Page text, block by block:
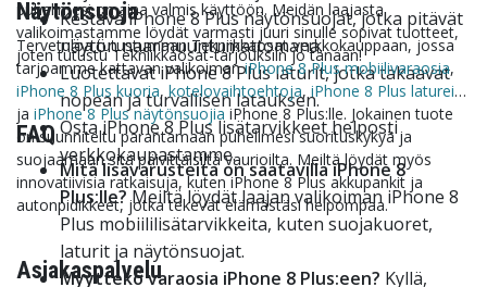
puhelimesi on aina valmis käyttöön. Meidän laajasta
valikoimastamme löydät varmasti juuri sinulle sopivat tuotteet,
joten tutustu Tekniikkaosat-tarjouksiin jo tänään!
Kestävä iPhone 8 Plus näytönsuojat, jotka pitävät
näytön naarmuuntumattomana.
Luotettavat iPhone 8 Plus laturit, jotka takaavat
nopean ja turvallisen latauksen.
Osta iPhone 8 Plus lisätarvikkeet helposti
verkkokaupastamme.
Näytönsuoja
Tervetuloa tutustumaan Tekniikkaosat verkkokauppaan, jossa
tarjoamme kattavan valikoimaniPhone 8 Plus mobiilivaraosia,
iPhone 8 Plus kuoria, kotelovaihtoehtoja, iPhone 8 Plus latureita
ja iPhone 8 Plus näytönsuojia iPhone 8 Plus:lle. Jokainen tuote
on suunniteltu parantamaan puhelimesi suorituskykyä ja
suojaamaan sitä päivittäisiltä vaurioilta. Meiltä löydät myös
innovatiivisia ratkaisuja, kuten iPhone 8 Plus akkupankit ja
autonpidikkeet, jotka tekevät elämästäsi helpompaa.
FAQ
Mitä lisävarusteita on saatavilla iPhone 8
Plus:lle?Meiltä löydät laajan valikoiman iPhone 8
Plus mobiililisätarvikkeita, kuten suojakuoret,
laturit ja näytönsuojat.
Myyttekö varaosia iPhone 8 Plus:een? Kyllä,
Asiakaspalvelu